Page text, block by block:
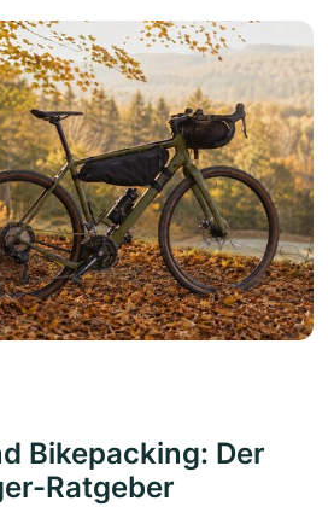
Bikepacking: Der
Ratgeber